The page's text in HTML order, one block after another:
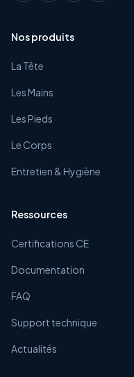
Nos produits
La Tête
Les Mains
Les Pieds
Le Corps
Entretien & Hygiène
Ressources
Certifications CE
Documentation
FAQ
Support technique
Actualités